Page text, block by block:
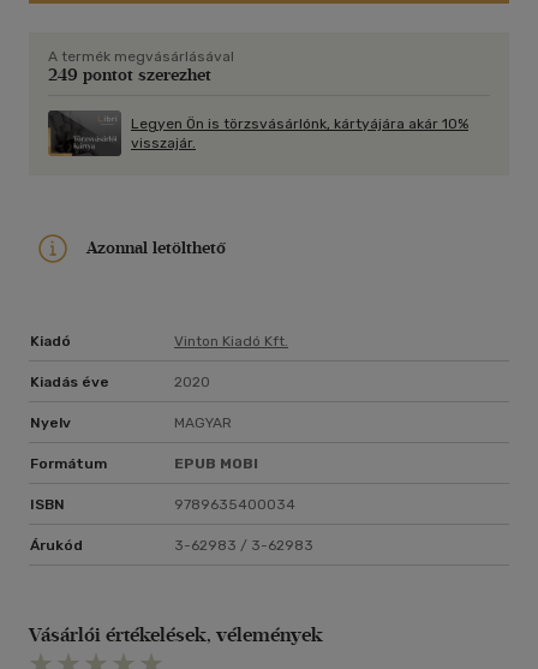
A termék megvásárlásával
249 pontot szerezhet
Legyen Ön is törzsvásárlónk, kártyájára akár 10%
visszajár.
Azonnal letölthető
Kiadó Vinton Kiadó Kft.
Kiadás éve 2020
Nyelv MAGYAR
Formátum EPUB MOBI
ISBN 9789635400034
Árukód 3-62983 / 3-62983
Vásárlói értékelések, vélemények